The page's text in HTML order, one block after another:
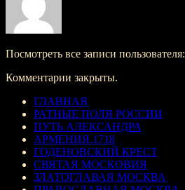
Посмотреть все записи пользователя:
Комментарии закрыты.
ГЛАВНАЯ
РАТНЫЕ ПОЛЯ РОССИИ
ПУТЬ АЛЕКСАНДРА
АРМЕНИЯ.1718
ГОДЕНОВСКИЙ КРЕСТ
СВЯТАЯ МОСКОВИЯ
ЗЛАТОГЛАВАЯ МОСКВА